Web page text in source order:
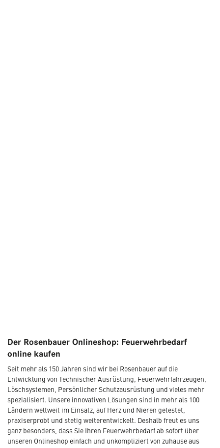
Der Rosenbauer Onlineshop: Feuerwehrbedarf
online kaufen
Seit mehr als 150 Jahren sind wir bei Rosenbauer auf die
Entwicklung von Technischer Ausrüstung, Feuerwehrfahrzeugen,
Löschsystemen, Persönlicher Schutzausrüstung und vieles mehr
spezialisiert. Unsere innovativen Lösungen sind in mehr als 100
Ländern weltweit im Einsatz, auf Herz und Nieren getestet,
praxiserprobt und stetig weiterentwickelt. Deshalb freut es uns
ganz besonders, dass Sie Ihren Feuerwehrbedarf ab sofort über
unseren Onlineshop einfach und unkompliziert von zuhause aus